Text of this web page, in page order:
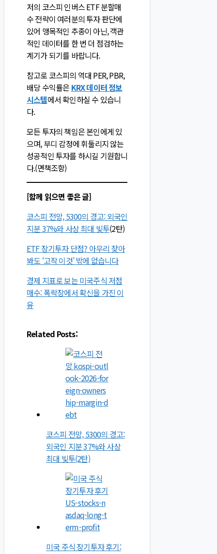
저의 코스피 인버스 ETF 분할매
수 전략이 여러분의 투자 판단에
있어 맹목적인 추종이 아닌, 객관
적인 데이터를 한 번 더 점검하는
계기가 되기를 바랍니다.
참고로 코스피의 역대 PER, PBR,
배당 수익률은 KRX 데이터 정보
시스템에서 확인하실 수 있습니
다.
모든 투자의 책임은 본인에게 있
으며, 부디 감정에 휘둘리지 않는
성공적인 투자를 하시길 기원합니
다.(면책조항)
[함께 읽으면 좋은 글]
코스피 전망, 5300의 경고: 외국인
지분 37%와 사상 최대 빚투(2탄)
ETF 장기투자 단점? 아무리 찾아
봐도 ‘고작 이것’ 밖에 없습니다
경제 지표로 보는 미국주식 저점
매수: 폭락장에서 확신을 가진 이
유
Related Posts:
코스피 전망, 5300의 경고:
외국인 지분 37%와 사상
최대 빚투(2탄)
미국 주식 장기투자 후기: